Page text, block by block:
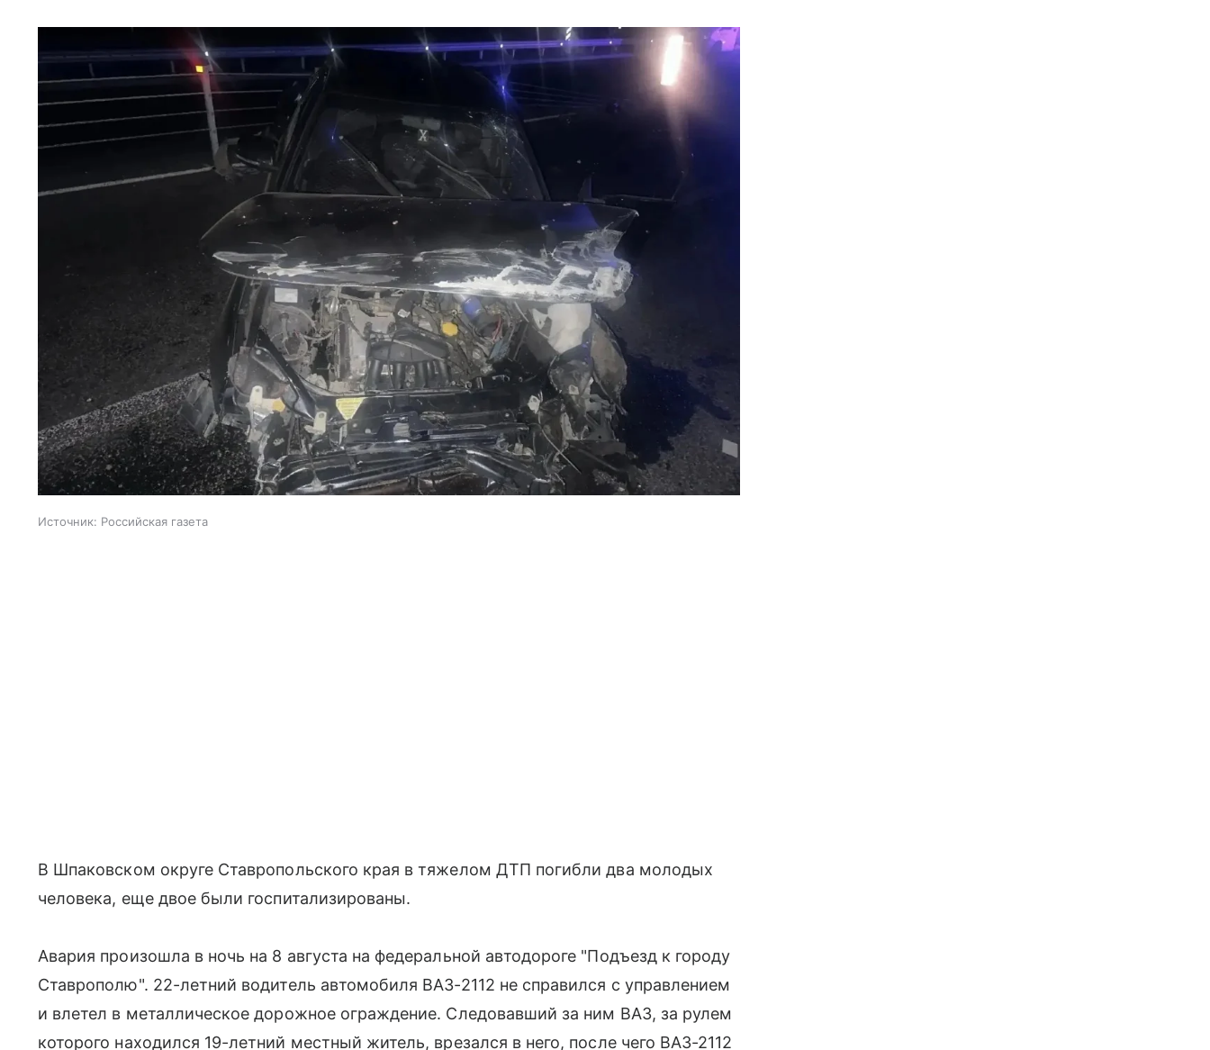
Источник: Российская газета
В Шпаковском округе Ставропольского края в тяжелом ДТП погибли два молодых
человека, еще двое были госпитализированы.
Авария произошла в ночь на 8 августа на федеральной автодороге "Подъезд к городу
Ставрополю". 22-летний водитель автомобиля ВАЗ-2112 не справился с управлением
и влетел в металлическое дорожное ограждение. Следовавший за ним ВАЗ, за рулем
которого находился 19-летний местный житель, врезался в него, после чего ВАЗ-2112